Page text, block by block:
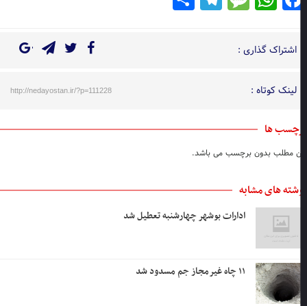
اشتراک گذاری :
لینک کوتاه : http://nedayostan.ir/?p=111228
ها
مطلب بدون برچسب می باشد.
های مشابه
ادارات بوشهر چهارشنبه تعطیل شد